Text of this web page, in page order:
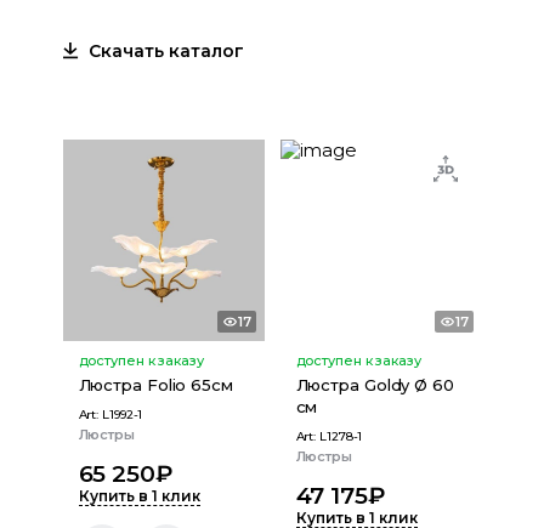
Скачать каталог
17
доступен к заказу
Люстра Folio 65см
Art: L1992-1
Люстры
65 250₽
Купить в 1 клик
17
доступен к заказу
Люстра Goldy Ø 60
см
Art: L1278-1
Люстры
47 175₽
Купить в 1 клик